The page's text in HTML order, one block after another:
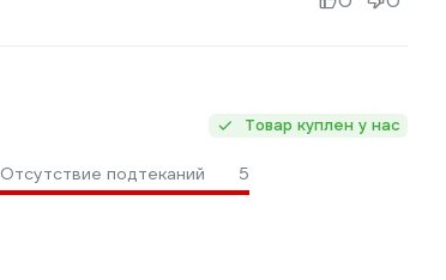
Товар куплен у нас
Отсутствие подтеканий 5